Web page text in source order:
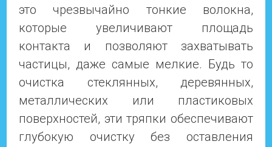
это чрезвычайно тонкие волокна,
которые увеличивают площадь
контакта и позволяют захватывать
частицы, даже самые мелкие. Будь то
очистка стеклянных, деревянных,
металлических или пластиковых
поверхностей, эти тряпки обеспечивают
глубокую очистку без оставления